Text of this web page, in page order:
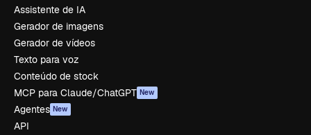
Assistente de IA
Gerador de imagens
Gerador de vídeos
Texto para voz
Conteúdo de stock
MCP para Claude/ChatGPT New
Agentes New
API